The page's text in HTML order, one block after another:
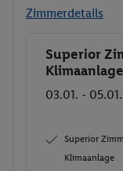
Zimmerdetails
Buchen
Superior
Klimaanlage
03.01. -
Superior
Klimaanlage